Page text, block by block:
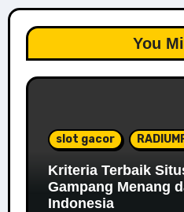
You
slot gacor
Kriteria Terbaik
Gampang Menang
Indonesia